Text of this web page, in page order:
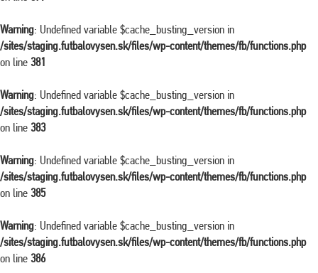
Warning: Undefined variable $cache_busting_version in
/sites/staging.futbalovysen.sk/files/wp-content/themes/fb/functions.php
on line 381
Warning: Undefined variable $cache_busting_version in
/sites/staging.futbalovysen.sk/files/wp-content/themes/fb/functions.php
on line 383
Warning: Undefined variable $cache_busting_version in
/sites/staging.futbalovysen.sk/files/wp-content/themes/fb/functions.php
on line 385
Warning: Undefined variable $cache_busting_version in
/sites/staging.futbalovysen.sk/files/wp-content/themes/fb/functions.php
on line 386